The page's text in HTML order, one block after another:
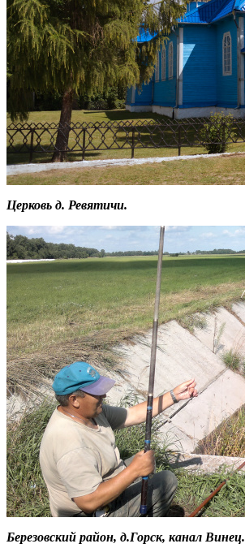
Церковь д. Ревятичи.
Березовский район, д.Горск, канал Винец.